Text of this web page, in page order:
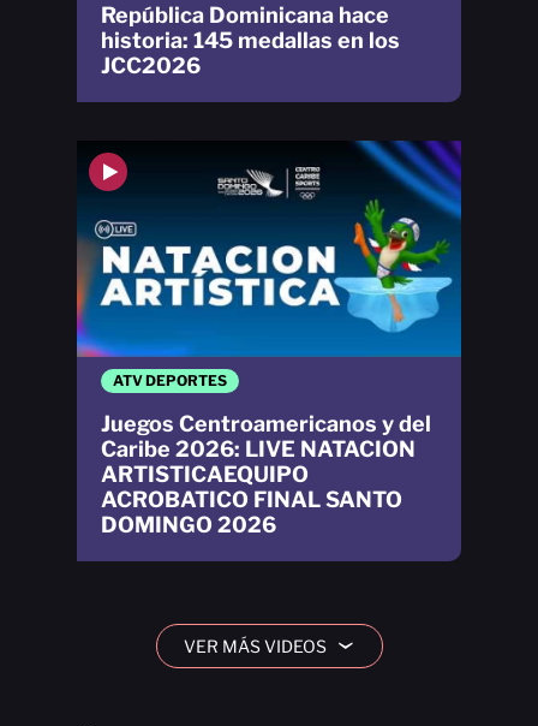
ATV DEPORTES
Juegos Centroamericanos y del
Caribe 2026: LIVE NATACION
ARTISTICAEQUIPO
ACROBATICO FINAL SANTO
DOMINGO 2026
República Dominicana hace
historia: 145 medallas en los
JCC2026
VER MÁS VIDEOS ›